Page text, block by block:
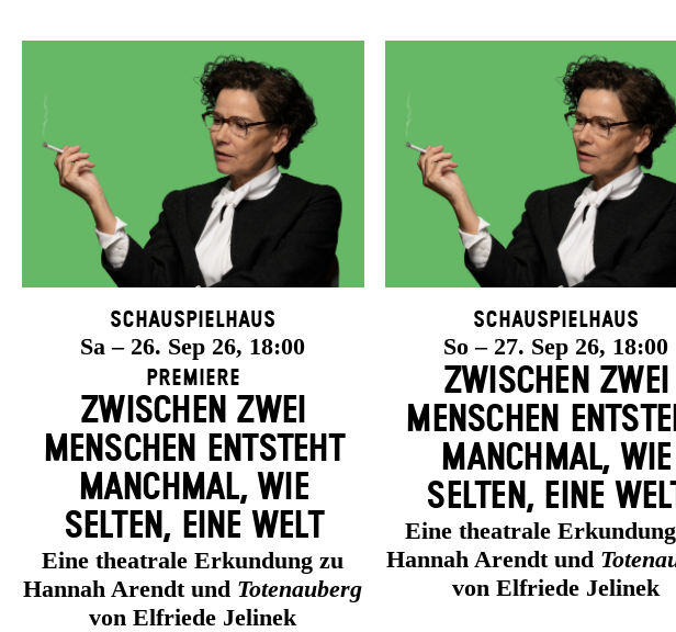
Schauspielhaus
Sa – 26. Sep 26, 18:00
Premiere
ZWISCHEN ZWEI
MENSCHEN ENT­STEHT
MANCH­MAL, WIE
SELTEN, EINE WELT
Eine theatrale Erkundung zu
Hannah Arendt und Totenauberg
von Elfriede Jelinek
Schauspielhaus
So – 27. Sep 26, 18:00
ZWISCHEN ZWEI
MENSCHEN
MANCH­MAL, WIE
SELTEN, EINE
Eine theatrale
Hannah Arendt und
von Elfriede Jelinek